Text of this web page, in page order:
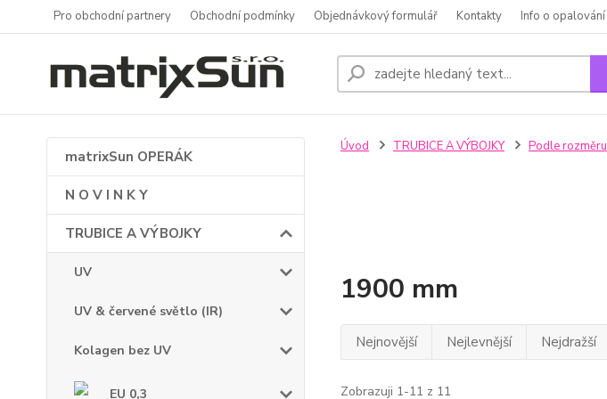
Pro obchodní partnery Obchodní podmínky Objednávkový formulář Kontakty Info o opalování
matrixSun OPERÁK
N O V I N K Y
TRUBICE A VÝBOJKY
UV
UV & červené světlo (IR)
Kolagen bez UV
EU 0,3
Úvod TRUBICE A VÝBOJKY Podle rozměru
1900 mm
Nejnovější Nejlevnější Nejdražší
Zobrazuji 1-11 z 11